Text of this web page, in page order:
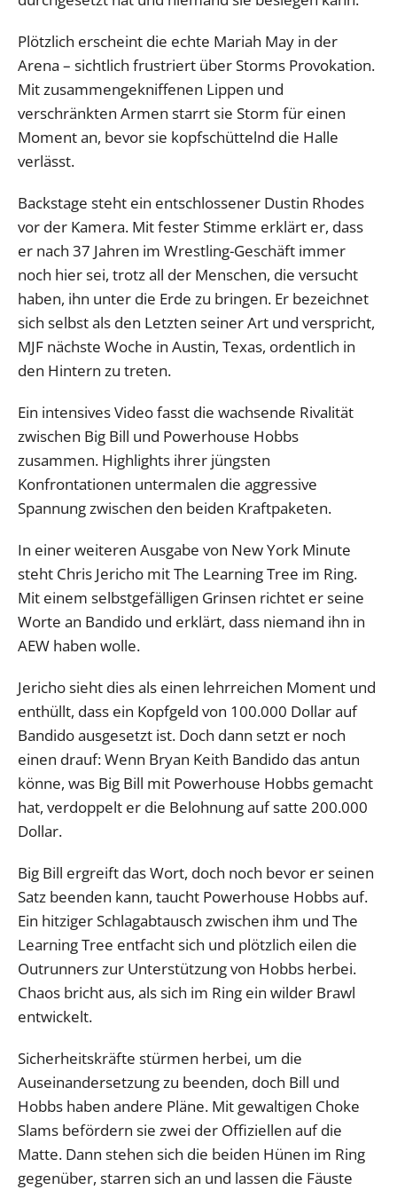
Plötzlich erscheint die echte Mariah May in der
Arena – sichtlich frustriert über Storms Provokation.
Mit zusammengekniffenen Lippen und
verschränkten Armen starrt sie Storm für einen
Moment an, bevor sie kopfschüttelnd die Halle
verlässt.
Backstage steht ein entschlossener Dustin Rhodes
vor der Kamera. Mit fester Stimme erklärt er, dass
er nach 37 Jahren im Wrestling-Geschäft immer
noch hier sei, trotz all der Menschen, die versucht
haben, ihn unter die Erde zu bringen. Er bezeichnet
sich selbst als den Letzten seiner Art und verspricht,
MJF nächste Woche in Austin, Texas, ordentlich in
den Hintern zu treten.
Ein intensives Video fasst die wachsende Rivalität
zwischen Big Bill und Powerhouse Hobbs
zusammen. Highlights ihrer jüngsten
Konfrontationen untermalen die aggressive
Spannung zwischen den beiden Kraftpaketen.
In einer weiteren Ausgabe von New York Minute
steht Chris Jericho mit The Learning Tree im Ring.
Mit einem selbstgefälligen Grinsen richtet er seine
Worte an Bandido und erklärt, dass niemand ihn in
AEW haben wolle.
Jericho sieht dies als einen lehrreichen Moment und
enthüllt, dass ein Kopfgeld von 100.000 Dollar auf
Bandido ausgesetzt ist. Doch dann setzt er noch
einen drauf: Wenn Bryan Keith Bandido das antun
könne, was Big Bill mit Powerhouse Hobbs gemacht
hat, verdoppelt er die Belohnung auf satte 200.000
Dollar.
Big Bill ergreift das Wort, doch noch bevor er seinen
Satz beenden kann, taucht Powerhouse Hobbs auf.
Ein hitziger Schlagabtausch zwischen ihm und The
Learning Tree entfacht sich und plötzlich eilen die
Outrunners zur Unterstützung von Hobbs herbei.
Chaos bricht aus, als sich im Ring ein wilder Brawl
entwickelt.
Sicherheitskräfte stürmen herbei, um die
Auseinandersetzung zu beenden, doch Bill und
Hobbs haben andere Pläne. Mit gewaltigen Choke
Slams befördern sie zwei der Offiziellen auf die
Matte. Dann stehen sich die beiden Hünen im Ring
gegenüber, starren sich an und lassen die Fäuste